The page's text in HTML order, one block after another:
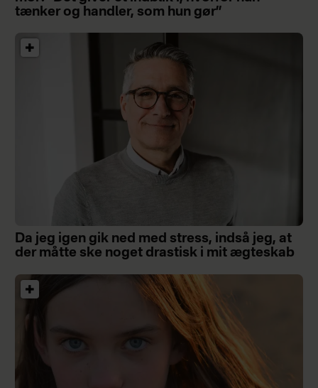
tænker og handler, som hun gør”
Da jeg igen gik ned med stress, indså jeg, at
der måtte ske noget drastisk i mit ægteskab